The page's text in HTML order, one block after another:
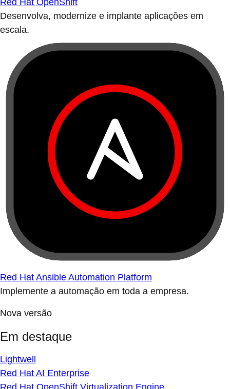
Red Hat OpenShift
Desenvolva, modernize e implante aplicações em
escala.
Red Hat Ansible Automation Platform
Implemente a automação em toda a empresa.
Nova versão
Em destaque
Lightwell
Red Hat AI Enterprise
Red Hat OpenShift Virtualization Engine